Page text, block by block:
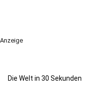
Anzeige
Die Welt in 30 Sekunden